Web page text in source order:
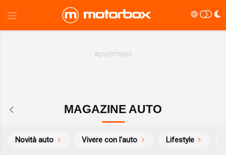
MAGAZINE AUTO
Novità auto Vivere con l'auto Lifestyle